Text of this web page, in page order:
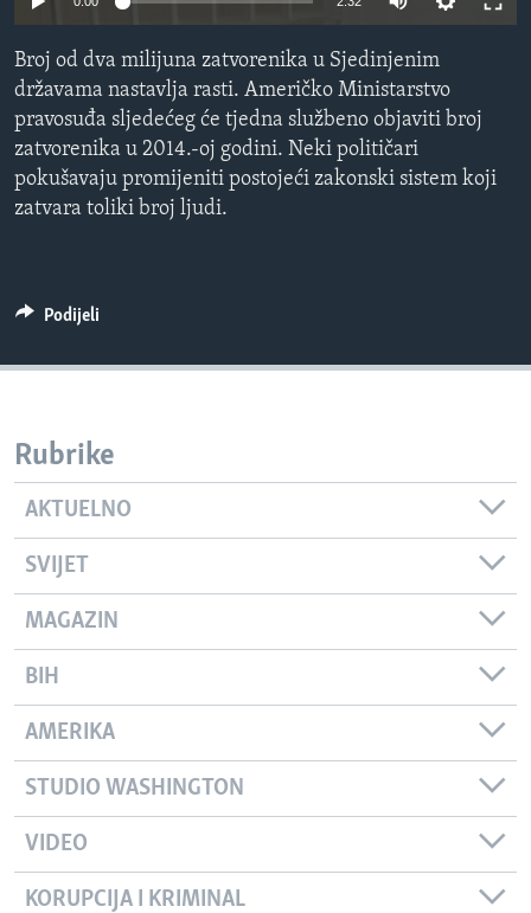
MAGAZIN
O GLASU AMERIKE
Learning English
PRATITE NAS
Jezici
Broj od dva milijuna zatvorenika u Sjedinjenim
državama nastavlja rasti. Američko Ministarstvo
pravosuđa sljedećeg će tjedna službeno objaviti broj
zatvorenika u 2014.-oj godini. Neki političari
pokušavaju promijeniti postojeći zakonski sistem koji
zatvara toliki broj ljudi.
Podijeli
Rubrike
AKTUELNO
SVIJET
MAGAZIN
BIH
AMERIKA
STUDIO WASHINGTON
VIDEO
KORUPCIJA I KRIMINAL